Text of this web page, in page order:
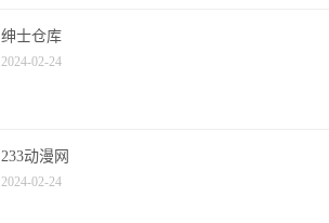
绅士仓库
2024-02-24
233动漫网
2024-02-24